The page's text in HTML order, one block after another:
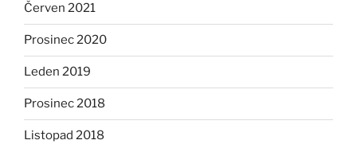
Červen 2021
Prosinec 2020
Leden 2019
Prosinec 2018
Listopad 2018